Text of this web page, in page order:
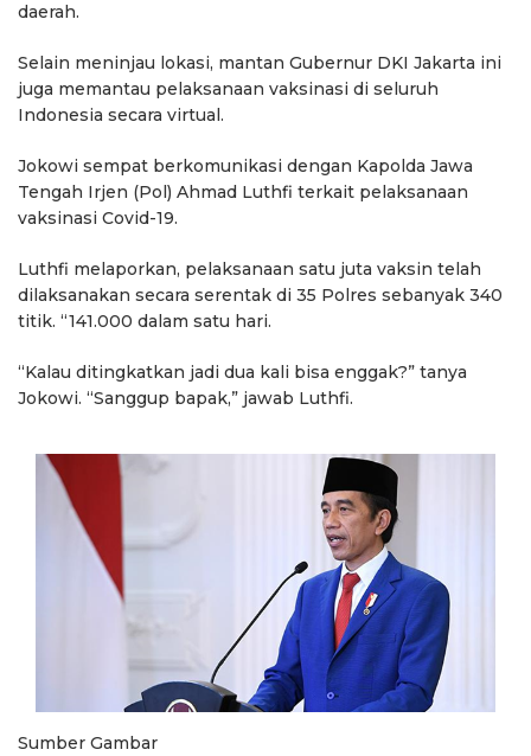
daerah.
Selain meninjau lokasi, mantan Gubernur DKI Jakarta ini
juga memantau pelaksanaan vaksinasi di seluruh
Indonesia secara virtual.
Jokowi sempat berkomunikasi dengan Kapolda Jawa
Tengah Irjen (Pol) Ahmad Luthfi terkait pelaksanaan
vaksinasi Covid-19.
Luthfi melaporkan, pelaksanaan satu juta vaksin telah
dilaksanakan secara serentak di 35 Polres sebanyak 340
titik. “141.000 dalam satu hari.
“Kalau ditingkatkan jadi dua kali bisa enggak?” tanya
Jokowi. “Sanggup bapak,” jawab Luthfi.
Sumber Gambar